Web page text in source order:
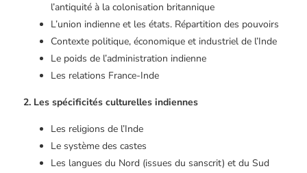
l’antiquité à la colonisation britannique
L’union indienne et les états. Répartition des pouvoirs
Contexte politique, économique et industriel de l’Inde
Le poids de l’administration indienne
Les relations France-Inde
2. Les spécificités culturelles indiennes
Les religions de l’Inde
Le système des castes
Les langues du Nord (issues du sanscrit) et du Sud